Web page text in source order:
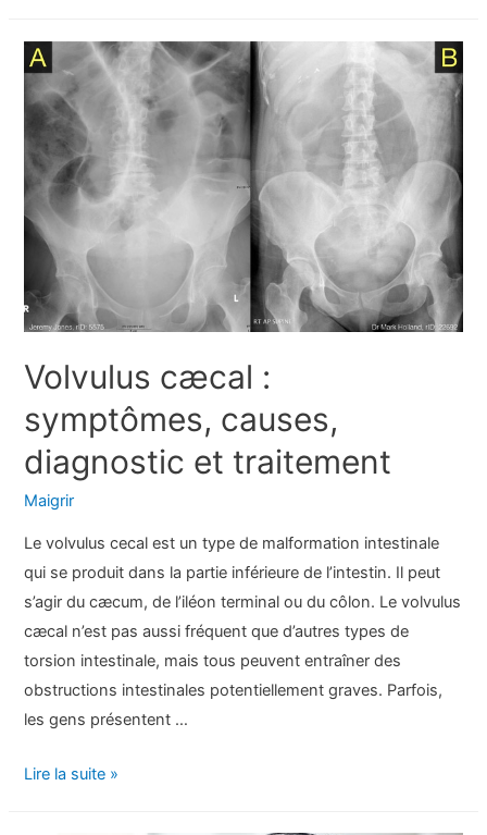
et
évaluer
la
douleur
Volvulus cæcal :
symptômes, causes,
diagnostic et traitement
Maigrir
Le volvulus cecal est un type de malformation intestinale
qui se produit dans la partie inférieure de l’intestin. Il peut
s’agir du cæcum, de l’iléon terminal ou du côlon. Le volvulus
cæcal n’est pas aussi fréquent que d’autres types de
torsion intestinale, mais tous peuvent entraîner des
obstructions intestinales potentiellement graves. Parfois,
les gens présentent …
Volvulus
Lire la suite »